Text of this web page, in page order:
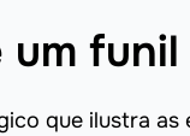
que ilustra